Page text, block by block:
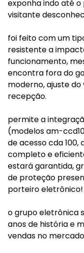
exponha indo até
visitante
foi feito com um
resistente a
funcionamento,
encontra fora do
moderno, ajuste
recepção.
permite a
(modelos am-
de acesso cda
completo e
estará garantida,
de proteção
porteiro eletrônico!
o grupo eletrônica
anos de história e
vendas no